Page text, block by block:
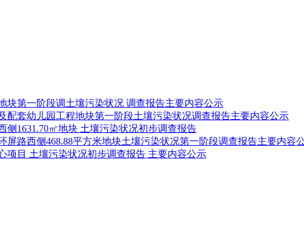
块第一阶段调土壤污染状况 调查报告主要内容公示
配套幼儿园工程地块第一阶段土壤污染状况调查报告主要内容公示
侧1631.70㎡地块 土壤污染状况初步调查报告
屏路西侧468.88平方米地块土壤污染状况第一阶段调查报告主要内容
项目 土壤污染状况初步调查报告 主要内容公示